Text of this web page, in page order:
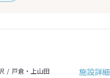
施設詳細
戸倉・上山田